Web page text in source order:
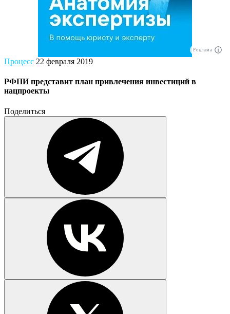
Реклама
Процесс 22 февраля 2019
РФПИ представит план привлечения инвестиций в
нацпроекты
Поделиться